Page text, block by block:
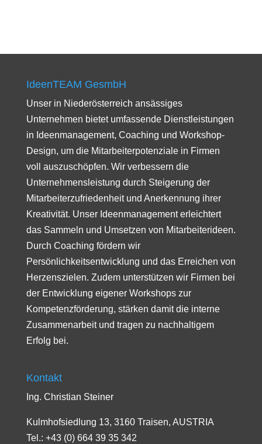
IdeenTEAM GesmbH
Unser in Niederösterreich ansässiges
Unternehmen bietet umfassende Dienstleistungen
in Ideenmanagement, Coaching und Workshop-
Design, um die Mitarbeiterpotenziale in Firmen
voll auszuschöpfen. Wir verbessern die
Unternehmensleistung durch Steigerung der
Mitarbeiterzufriedenheit und Anerkennung ihrer
Kreativität. Unser Ideenmanagement erleichtert
das Sammeln und Umsetzen von Mitarbeiterideen.
Durch Coaching fördern wir
Persönlichkeitsentwicklung und das Erreichen von
Herzenszielen. Zudem unterstützen wir Firmen bei
der Entwicklung eigener Workshops zur
Kompetenzförderung, stärken damit die interne
Zusammenarbeit und tragen zu nachhaltigem
Erfolg bei.
Kontakt
Ing. Christian Steiner
Kulmhofsiedlung 13, 3160 Traisen, AUSTRIA
Tel.: +43 (0) 664 39 35 342